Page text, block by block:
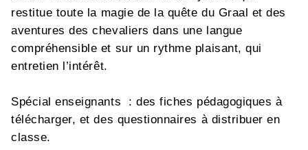
restitue toute la magie de la quête du Graal et des
aventures des chevaliers dans une langue
compréhensible et sur un rythme plaisant, qui
entretien l’intérêt.
Spécial enseignants : des fiches pédagogiques à
télécharger, et des questionnaires à distribuer en
classe.